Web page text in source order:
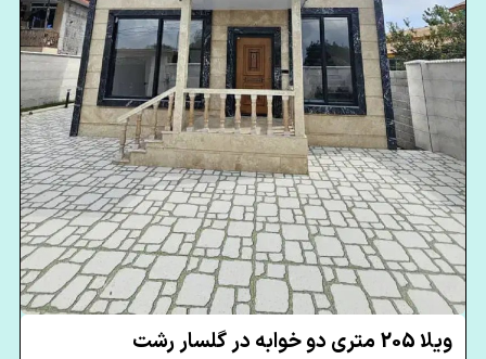
ویلا 205 متری دو خوابه در گلسار رشت